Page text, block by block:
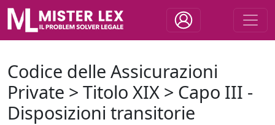
Codice delle Assicurazioni
Private > Titolo XIX > Capo III -
Disposizioni transitorie